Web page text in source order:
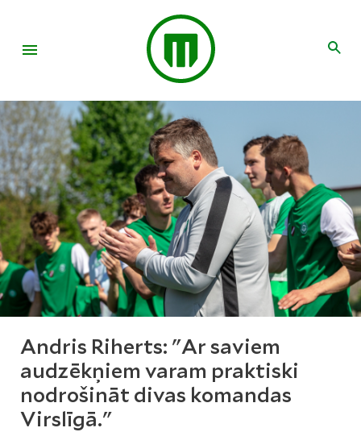
Andris Riherts: "Ar saviem
audzēkņiem varam praktiski
nodrošināt divas komandas
Virslīgā."